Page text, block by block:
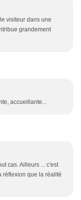
visiteur dans une
grandement
accueillante...
cas. Ailleurs ... c'est
réflexion que la réalité